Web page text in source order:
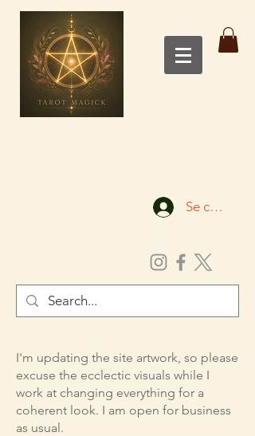
Se connecter
I'm updating the site artwork, so please
excuse the ecclectic visuals while I
work at changing everything for a
coherent look. I am open for business
as usual.